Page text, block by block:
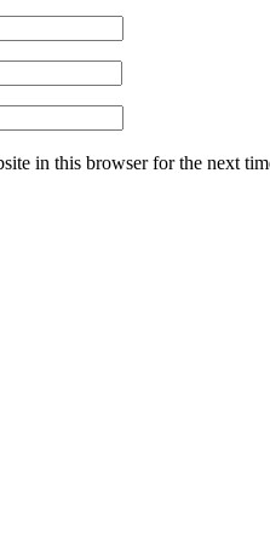
in this browser for the next